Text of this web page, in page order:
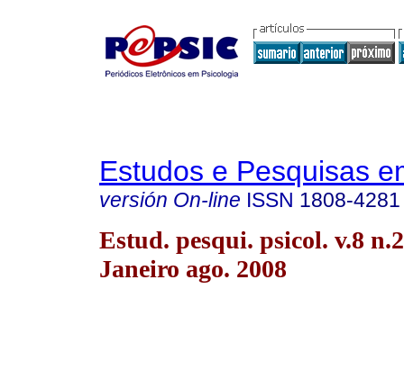
Estudos e Pesquisas
versión On-line ISSN 1808-4281
Estud. pesqui. psicol. v.8
Janeiro ago. 2008